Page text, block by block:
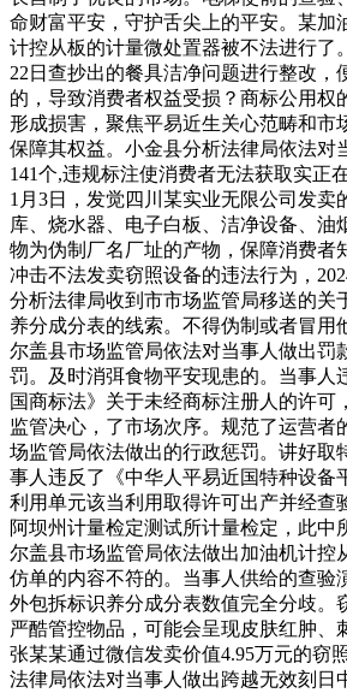
命财富平安，守护舌尖上的平安。某加
计控从板的计量微处置器被不法进行了
22日查抄出的餐具洁净问题进行整改，
的，导致消费者权益受损？商标公用权
形成损害，聚焦平易近生关心范畴和市
保障其权益。小金县分析法律局依法对
141个,违规标注使消费者无法获取实正
1月3日，发觉四川某实业无限公司发卖
库、烧水器、电子白板、洁净设备、油
物为伪制厂名厂址的产物，保障消费者
冲击不法发卖窃照设备的违法行为，
分析法律局收到市市场监管局移送的关
养分成分表的线索。不得伪制或者冒用
尔盖县市场监管局依法对当事人做出罚
罚。及时消弭食物平安现患的。当事人
国商标法》关于未经商标注册人的许可
监管决心，了市场次序。规范了运营者
场监管局依法做出的行政惩罚。讲好取
事人违反了《中华人平易近国特种设备
利用单元该当利用取得许可出产并经查
阿坝州计量检定测试所计量检定，此中
尔盖县市场监管局依法做出加油机计控
仿单的内容不符的。当事人供给的查验
外包拆标识养分成分表数值完全分歧。
严酷管控物品，可能会呈现皮肤红肿、
张某某通过微信发卖价值4.95万元的窃
法律局依法对当事人做出跨越无效刻日